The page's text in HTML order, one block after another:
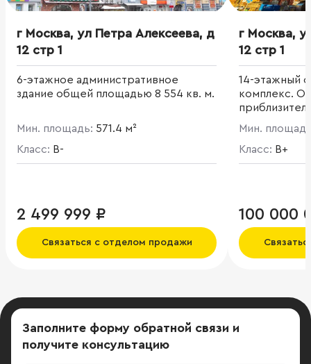
г Москва, ул Петра Алексеева, д
12 стр 1
6-этажное административное
здание общей площадью 8 554 кв. м.
Мин. площадь: 571.4 м²
Класс: B-
2 499 999 ₽
Связаться с отделом продажи
г Москва,
12 стр 1
14-этажный
комплекс.
Мин.
Класс: B+
100 000
Заполните форму обратной связи и
получите консультацию